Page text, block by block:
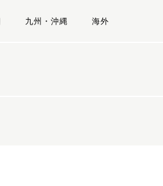
九州・沖縄 海外